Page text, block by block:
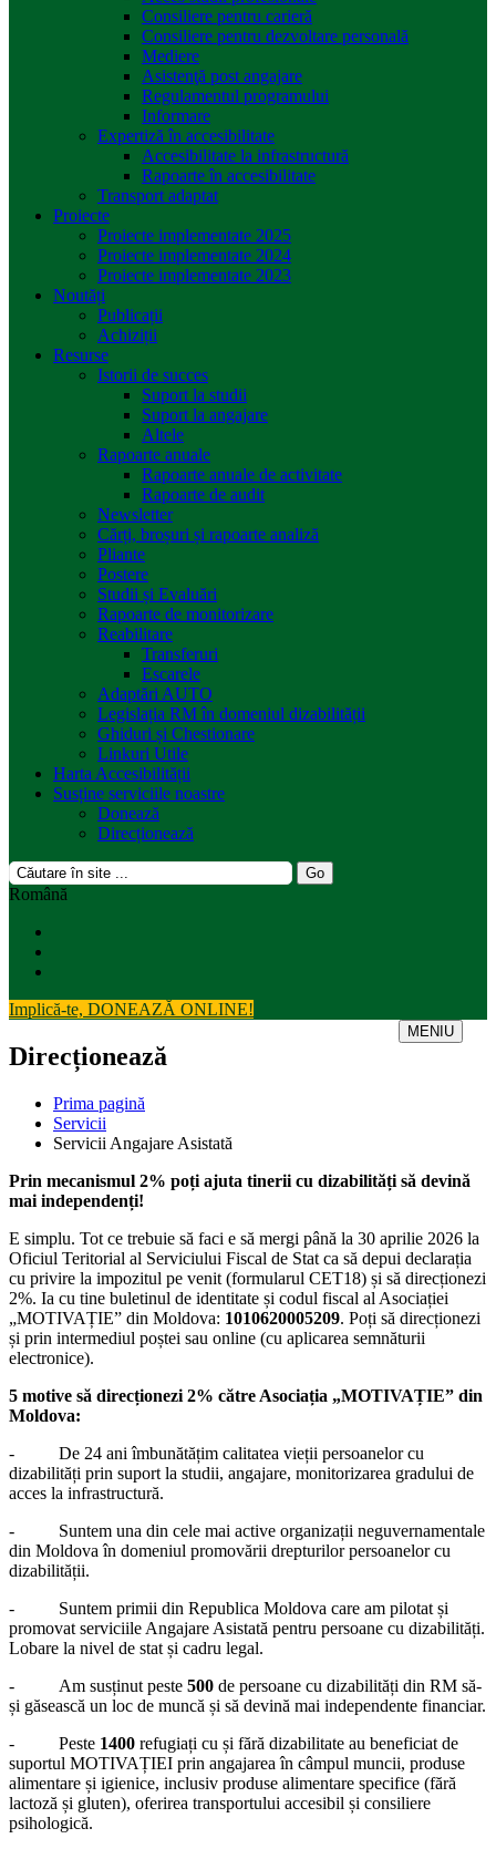
Consiliere pentru carieră
Consiliere pentru dezvoltare personală
Mediere
Asistenţă post angajare
Regulamentul programului
Informare
Expertiză în accesibilitate
Accesibilitate la infrastructură
Rapoarte în accesibilitate
Transport adaptat
Proiecte
Proiecte implementate 2025
Proiecte implementate 2024
Proiecte implementate 2023
Noutăți
Publicații
Achiziții
Resurse
Istorii de succes
Suport la studii
Suport la angajare
Altele
Rapoarte anuale
Rapoarte anuale de activitate
Rapoarte de audit
Newsletter
Cărți, broșuri și rapoarte analiză
Pliante
Postere
Studii și Evaluări
Rapoarte de monitorizare
Reabilitare
Transferuri
Escarele
Adaptări AUTO
Legislația RM în domeniul dizabilității
Ghiduri și Chestionare
Linkuri Utile
Harta Accesibilității
Susține serviciile noastre
Donează
Direcționează
Română
Implică-te, DONEAZĂ ONLINE!
MENIU
Direcționează
Prima pagină
Servicii
Servicii Angajare Asistată
Prin mecanismul 2% poți ajuta tinerii cu dizabilități să devină
mai independenți!
E simplu. Tot ce trebuie să faci e să mergi până la 30 aprilie 2026 la
Oficiul Teritorial al Serviciului Fiscal de Stat ca să depui declarația
cu privire la impozitul pe venit (formularul CET18) și să direcționezi
2%. Ia cu tine buletinul de identitate și codul fiscal al Asociației
„MOTIVAȚIE” din Moldova: 1010620005209. Poți să direcționezi
și prin intermediul poștei sau online (cu aplicarea semnăturii
electronice).
5 motive să direcționezi 2% către Asociația „MOTIVAȚIE” din
Moldova:
- De 24 ani îmbunătățim calitatea vieții persoanelor cu
dizabilități prin suport la studii, angajare, monitorizarea gradului de
acces la infrastructură.
- Suntem una din cele mai active organizații neguvernamentale
din Moldova în domeniul promovării drepturilor persoanelor cu
dizabilității.
- Suntem primii din Republica Moldova care am pilotat și
promovat serviciile Angajare Asistată pentru persoane cu dizabilități.
Lobare la nivel de stat și cadru legal.
- Am susținut peste 500 de persoane cu dizabilități din RM să-
și găsească un loc de muncă și să devină mai independente financiar.
- Peste 1400 refugiați cu și fără dizabilitate au beneficiat de
suportul MOTIVAȚIEI prin angajarea în câmpul muncii, produse
alimentare și igienice, inclusiv produse alimentare specifice (fără
lactoză și gluten), oferirea transportului accesibil și consiliere
psihologică.